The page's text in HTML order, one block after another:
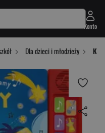
Konto
Dla dzieci i młodzieży